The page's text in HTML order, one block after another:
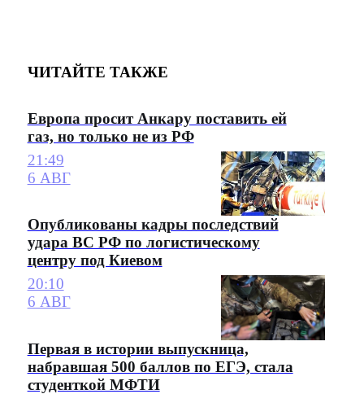
ЧИТАЙТЕ ТАКЖЕ
Европа просит Анкару поставить ей
газ, но только не из РФ
21:49
6 АВГ
Опубликованы кадры последствий
удара ВС РФ по логистическому
центру под Киевом
20:10
6 АВГ
Первая в истории выпускница,
набравшая 500 баллов по ЕГЭ, стала
студенткой МФТИ